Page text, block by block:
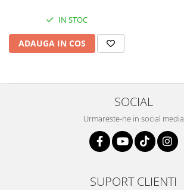
IN STOC
ADAUGA IN COS
SOCIAL
Urmareste-ne in social media
SUPORT CLIENTI